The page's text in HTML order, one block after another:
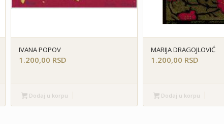
IVANA POPOV
1.200,00 RSD
Dodaj u korpu
MARIJA DRAGOJLOVIĆ
1.200,00 RSD
Dodaj u korpu